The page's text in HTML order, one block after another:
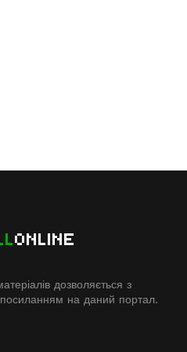
ONLINE
дозволяється з
на даний портал.